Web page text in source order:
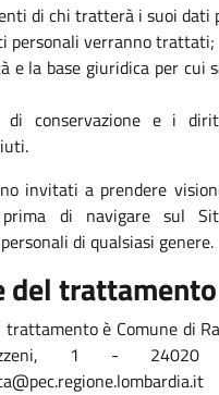
di chi tratterà i suoi dati
personali verranno trattati;
e la base giuridica per cui
conservazione e i
invitati a prendere
prima di navigare sul
di qualsiasi genere.
del trattamento
è Comune di
1 -